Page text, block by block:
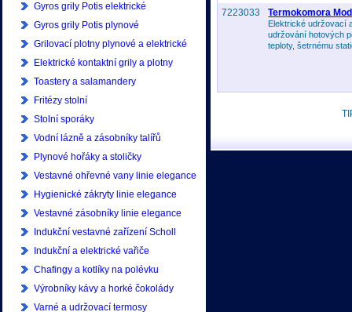
Gyros grily Potis elektrické
Gyros grily Potis plynové
Grilovací plotny plynové a elektrické
Elektrické kontaktní grily a plotny
Toastery a salamandery
Fritézy stolní
Stolní sporáky
Vodní lázně a zásobníky talířů
Plynové hořáky a stoličky
Vestavné ohřevné vany linie elegance
Hygienické zákryty linie elegance
Vestavné zásobníky linie elegance
Indukční vestavné zařízení Scholl
Indukční a elektrické vařiče
Chafingy a kotlíky na polévku
Výrobníky kávy a horké čokolády
Varné a udržovací termosy
7223033 Termokomora
Elektrické udržovací
udržování hotových
teploty, šetrnému